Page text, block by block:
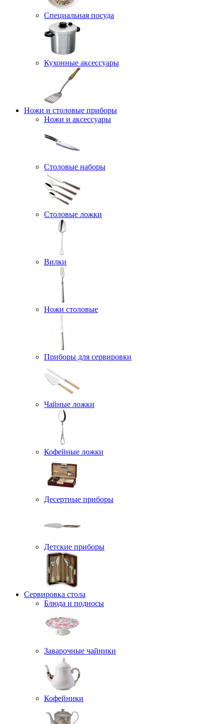
Специальная посуда
Кухонные аксессуары
Ножи и столовые приборы
Ножи и аксессуары
Столовые наборы
Столовые ложки
Вилки
Ножи столовые
Приборы для сервировки
Чайные ложки
Кофейные ложки
Десертные приборы
Детские приборы
Сервировка стола
Блюда и подносы
Заварочные чайники
Кофейники